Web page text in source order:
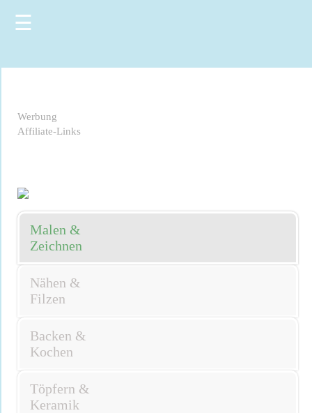
☰
Werbung
Affiliate-Links
Malen &
Zeichnen
Nähen &
Filzen
Backen &
Kochen
Töpfern &
Keramik